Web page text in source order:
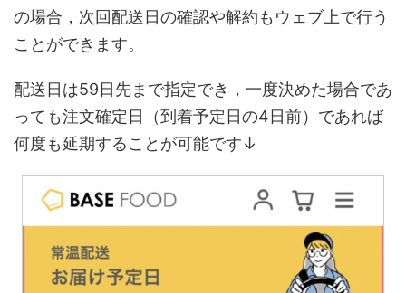
の場合，次回配送日の確認や解約もウェブ上で行う
ことができます。
配送日は59日先まで指定でき，一度決めた場合であ
っても注文確定日（到着予定日の4日前）であれば
何度も延期することが可能です↓